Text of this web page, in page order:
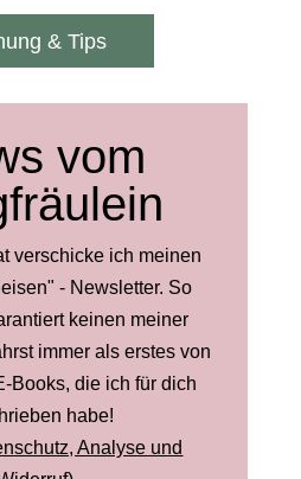
& Tips
vom
verschicke ich meinen
- Newsletter. So
keinen meiner
immer als erstes von
Books, die ich für dich
habe!
Analyse und